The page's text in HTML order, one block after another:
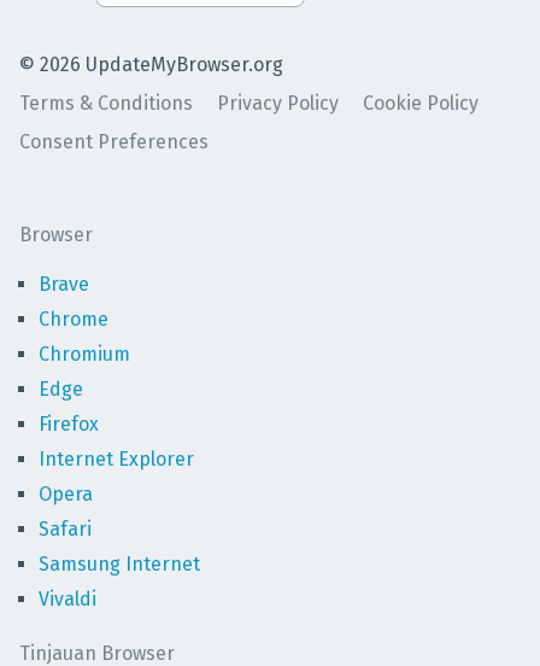
© 2026 UpdateMyBrowser.org
Terms & Conditions
Privacy Policy
Cookie Policy
Consent Preferences
Browser
Brave
Chrome
Chromium
Edge
Firefox
Internet Explorer
Opera
Safari
Samsung Internet
Vivaldi
Tinjauan Browser